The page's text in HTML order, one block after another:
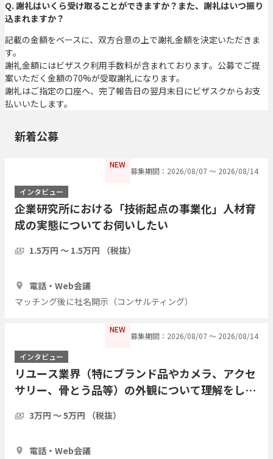
Q. 謝礼はいくら受け取ることができますか？また、謝礼はいつ振り
込まれますか？
記載の金額をベースに、双方合意の上で謝礼金額を決定いただきま
す。
謝礼金額にはビザスク利用手数料が含まれております。公募でご提
案いただく金額の70%が受取謝礼になります。
謝礼はご指定の口座へ、完了報告日の翌月末日にビザスクからお支
払いいたします。
新着公募
NEW
募集期間：2026/08/07 〜 2026/08/14
インタビュー
企業研究所における「技術起点の事業化」人材育
成の実態についてお伺いしたい
1.5万円 〜 1.5万円 （税抜）
電話・Web会議
マッチング後に社名開示（コンサルティング）
NEW
募集期間：2026/08/07 〜 2026/08/14
インタビュー
リユース業界（特にブランド品やカメラ、アクセ
サリー、骨とう品等）の外観について理解をした
3万円 〜 5万円 （税抜）
電話・Web会議